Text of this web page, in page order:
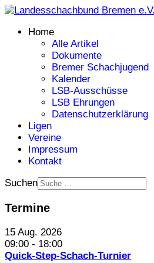
Home
Alle Artikel
Dokumente
Bremer Schachjugend
Kalender
LSB-Ausschüsse
LSB Ehrungen
Datenschutzerklärung
Ligen
Vereine
Impressum
Kontakt
Suchen
Termine
15 Aug. 2026
09:00 - 18:00
Quick-Step-Schach-Turnier